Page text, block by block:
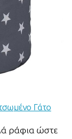
Γάτο
ράφια ώστε